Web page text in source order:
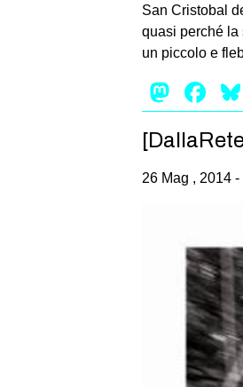
San Cristobal
quasi perché la
un piccolo e
26 Mag , 2014 -